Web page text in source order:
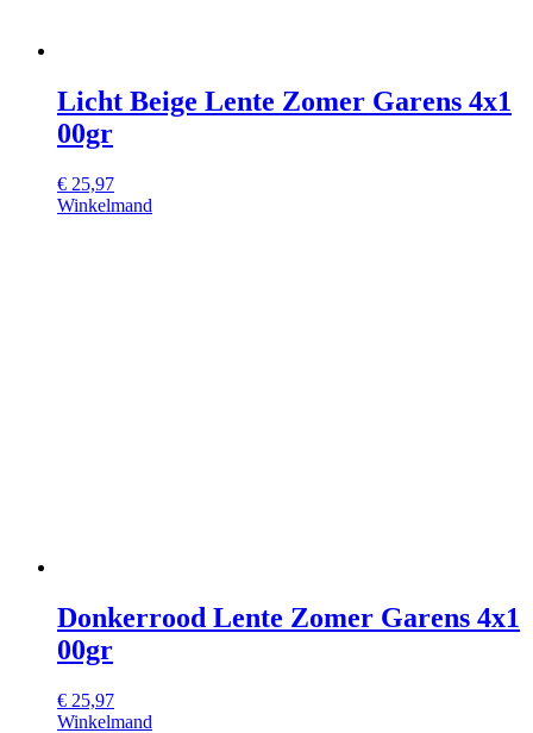
Licht Beige Lente Zomer Garens 4x1
00gr
€ 25,97
Winkelmand
Donkerrood Lente Zomer Garens 4x1
00gr
€ 25,97
Winkelmand